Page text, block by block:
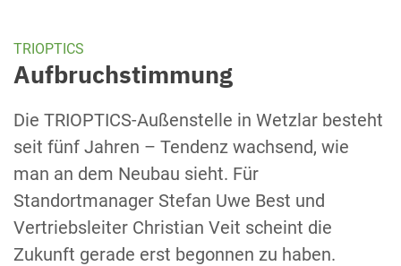
TRIOPTICS
Aufbruchstimmung
Die TRIOPTICS-Außenstelle in Wetzlar besteht
seit fünf Jahren – Tendenz wachsend, wie
man an dem Neubau sieht. Für
Standortmanager Stefan Uwe Best und
Vertriebsleiter Christian Veit scheint die
Zukunft gerade erst begonnen zu haben.